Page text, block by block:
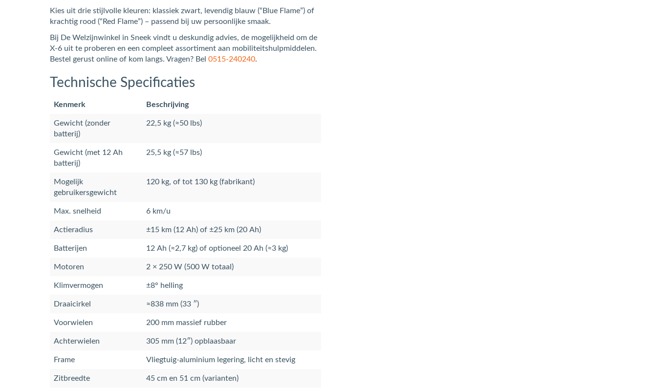
Kies uit drie stijlvolle kleuren: klassiek zwart, levendig blauw (“Blue Flame”) of
krachtig rood (“Red Flame”) – passend bij uw persoonlijke smaak.
Bij De Welzijnwinkel in Sneek vindt u deskundig advies, de mogelijkheid om de
X‑6 uit te proberen en een compleet assortiment aan mobiliteitshulpmiddelen.
Bestel gerust online of kom langs. Vragen? Bel 0515‑240240.
Technische Specificaties
Kenmerk Beschrijving
Gewicht (zonder
batterij)
22,5 kg (≈50 lbs)
Gewicht (met 12 Ah
batterij)
25,5 kg (≈57 lbs)
Mogelijk
gebruikersgewicht
120 kg, of tot 130 kg (fabrikant)
Max. snelheid 6 km/u
Actieradius ±15 km (12 Ah) of ±25 km (20 Ah)
Batterijen 12 Ah (≈2,7 kg) of optioneel 20 Ah (≈3 kg)
Motoren 2 × 250 W (500 W totaal)
Klimvermogen ±8° helling
Draaicirkel ≈838 mm (33 ″)
Voorwielen 200 mm massief rubber
Achterwielen 305 mm (12″) opblaasbaar
Frame Vliegtuig‑aluminium legering, licht en stevig
Zitbreedte 45 cm en 51 cm (varianten)